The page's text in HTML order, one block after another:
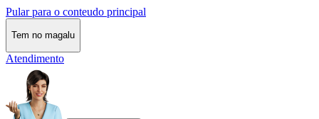
Pular para o conteudo principal
Tem no magalu
Atendimento